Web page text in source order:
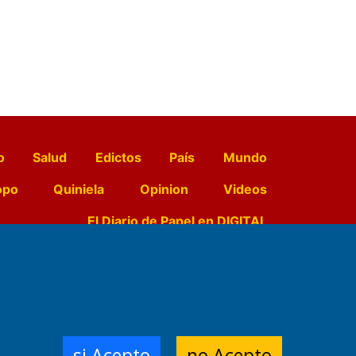
Salud Edictos País
Mundo
Quiniela Opinion
Videos
El Diario de Papel en DIGITAL